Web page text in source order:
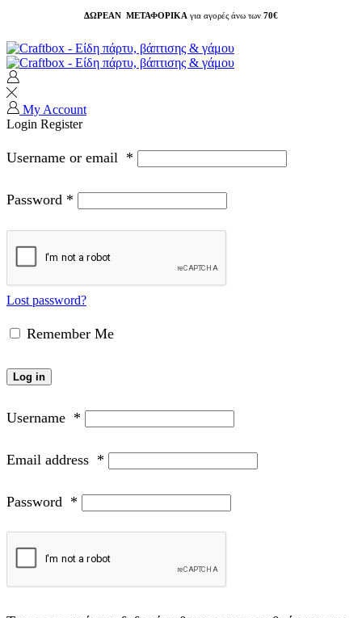
ΔΩΡΕΑΝ ΜΕΤΑΦΟΡΙΚΑ για αγορές άνω των 70€
My Account
Login Register
Username or email *
Password *
Lost password?
Remember Me
Log in
Username *
Email address *
Password *